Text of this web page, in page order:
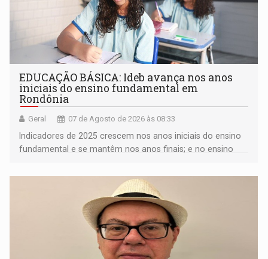
EDUCAÇÃO BÁSICA: Ideb avança nos anos
iniciais do ensino fundamental em
Rondônia
Geral 07 de Agosto de 2026 às 08:33
Indicadores de 2025 crescem nos anos iniciais do ensino
fundamental e se mantêm nos anos finais; e no ensino